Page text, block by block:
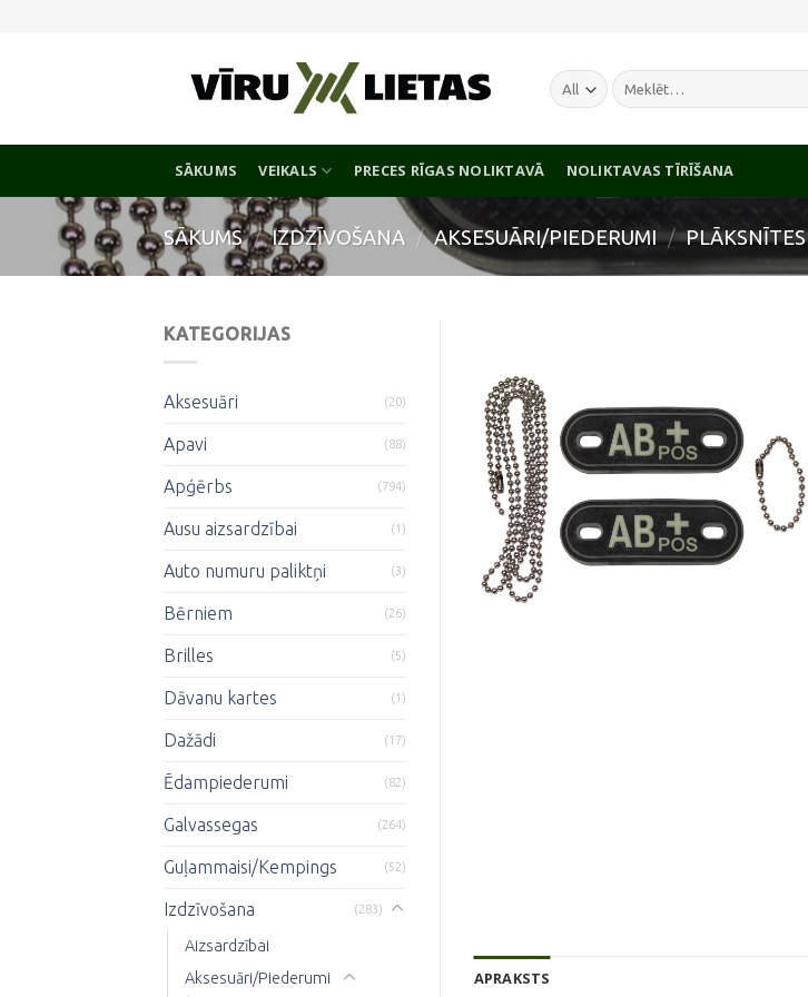
Meklēt:
SĀKUMS VEIKALS PRECES RĪGAS NOLIKTAVĀ NOLIKTAVAS TĪRĪŠANA
SĀKUMS / IZDZĪVOŠANA / AKSESUĀRI/PIEDERUMI / PLĀKSNĪTES
KATEGORIJAS
Aksesuāri (20)
Apavi (88)
Apģērbs (794)
Ausu aizsardzībai (1)
Auto numuru paliktņi (3)
Bērniem (26)
Brilles (5)
Dāvanu kartes (1)
Dažādi (17)
Ēdampiederumi (82)
Galvassegas (264)
Guļammaisi/Kempings (52)
Izdzīvošana (283)
Aizsardzībai
Aksesuāri/Piederumi
Pievienot
vēlmju
sarakstam
APRAKSTS